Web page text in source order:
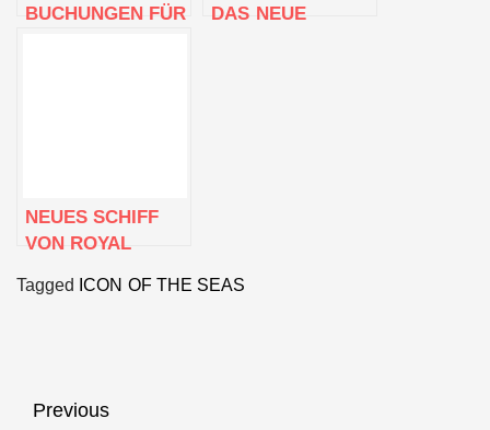
BUCHUNGEN FÜR
NEUEN REKORD
AUF
DAS NEUE
NEUES SCHIFF
VON ROYAL
UTOPIA OF THE
MEILENSTEIN
Tagged ICON OF THE SEAS
Beitragsnavigation
Previous